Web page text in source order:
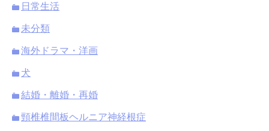
日常生活
未分類
海外ドラマ・洋画
犬
結婚・離婚・再婚
頸椎椎間板ヘルニア神経根症